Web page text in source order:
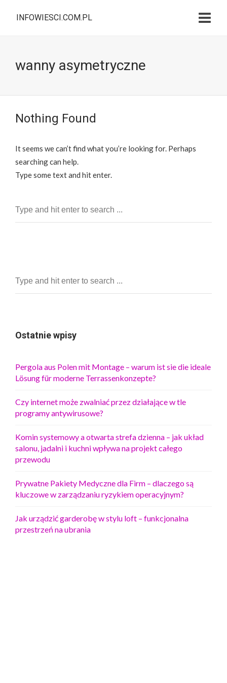
INFOWIESCI.COM.PL
wanny asymetryczne
Nothing Found
It seems we can’t find what you’re looking for. Perhaps
searching can help.
Type some text and hit enter.
Ostatnie wpisy
Pergola aus Polen mit Montage – warum ist sie die ideale
Lösung für moderne Terrassenkonzepte?
Czy internet może zwalniać przez działające w tle
programy antywirusowe?
Komin systemowy a otwarta strefa dzienna – jak układ
salonu, jadalni i kuchni wpływa na projekt całego
przewodu
Prywatne Pakiety Medyczne dla Firm – dlaczego są
kluczowe w zarządzaniu ryzykiem operacyjnym?
Jak urządzić garderobę w stylu loft – funkcjonalna
przestrzeń na ubrania